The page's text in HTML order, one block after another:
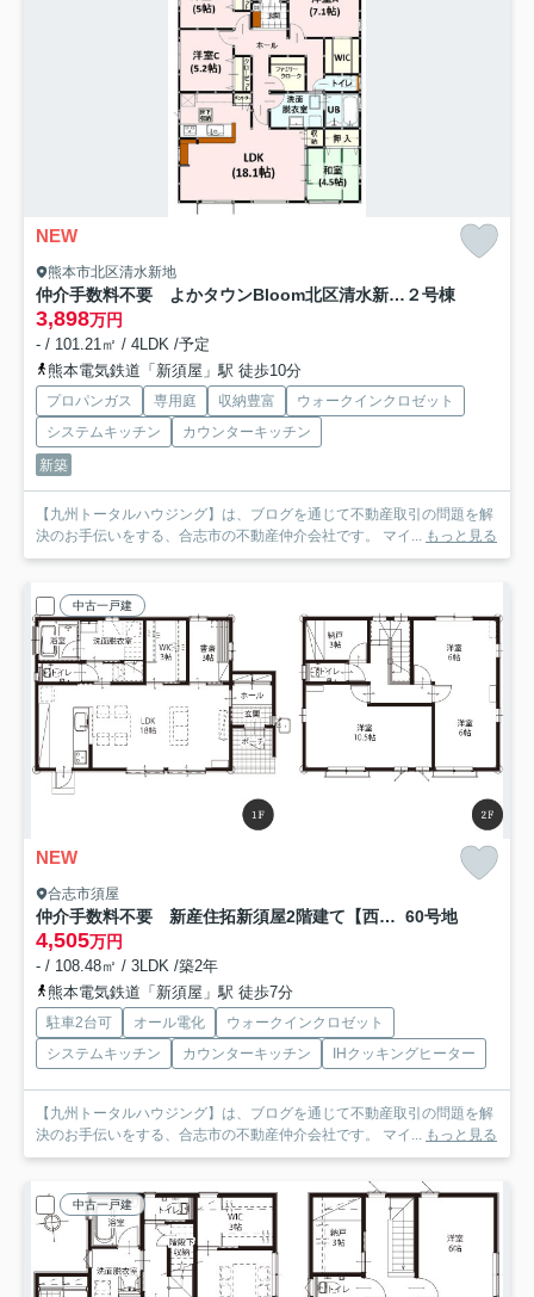
NEW
熊本市北区清水新地
仲介手数料不要 よかタウンBloom北区清水新地6丁目1期【麻生田小・清水中】 ２号棟
3,898万円
- / 101.21㎡ / 4LDK /予定
熊本電気鉄道「新須屋」駅 徒歩10分
プロパンガス 専用庭 収納豊富
ウォークインクロゼット
システムキッチン
カウンターキッチン
新築
【九州トータルハウジング】は、ブログを通じて不動産取引の問題を解
決のお手伝いをする、合志市の不動産仲介会社です。 マイ... もっと見る
中古一戸建
NEW
合志市須屋
仲介手数料不要 新産住拓新須屋2階建て【西合志南小・西合志南中】 60号地
4,505万円
- / 108.48㎡ / 3LDK /築2年
熊本電気鉄道「新須屋」駅 徒歩7分
駐車2台可 オール電化
ウォークインクロゼット
システムキッチン
カウンターキッチン IHクッキングヒーター
【九州トータルハウジング】は、ブログを通じて不動産取引の問題を解
決のお手伝いをする、合志市の不動産仲介会社です。 マイ... もっと見る
中古一戸建